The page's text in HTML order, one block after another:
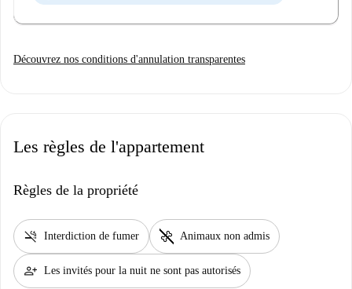
Découvrez nos conditions d'annulation transparentes
Les règles de l'appartement
Règles de la propriété
smoke_free Interdiction de fumer pet_supplies Animaux non admis
person_add Les invités pour la nuit ne sont pas autorisés